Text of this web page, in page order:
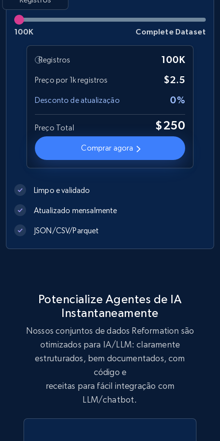
Best Buy products
URL, Product id, Title, Images, Final price,
Currency, Discount, Initial price, and more.
eCommerce
Lazada - Products
URL, Title, Rating, Reviews, Initial price, Final
eCommerce
URL, Domain, Marketplace pn, Sku, Other pn,
Model number, Gtin ean pn, Product name, and
eCommerce
Buy Now
100K Complete Dataset
Registros 100K
Preço por 1k registros $2.5
Desconto de atualização 0%
Preço Total $250
Comprar agora
Limpo e validado
Atualizado mensalmente
JSON/CSV/Parquet
Potencialize Agentes de IA
Instantaneamente
Nossos conjuntos de dados Reformation são
otimizados para IA/LLM: claramente
estruturados, bem documentados, com
código e
receitas para fácil integração com
LLM/chatbot.